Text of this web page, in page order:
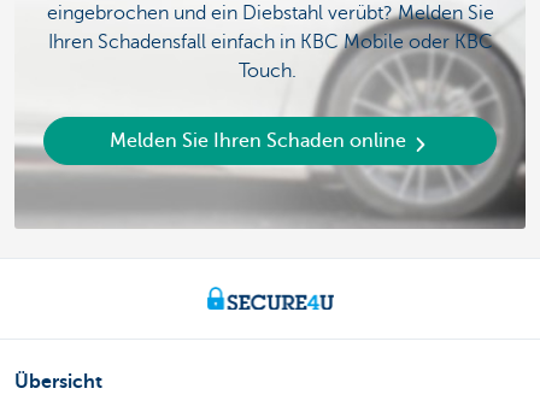
eingebrochen und ein Diebstahl verübt? Melden Sie
Ihren Schadensfall einfach in KBC Mobile oder KBC
Touch.
Melden Sie Ihren Schaden online
Übersicht